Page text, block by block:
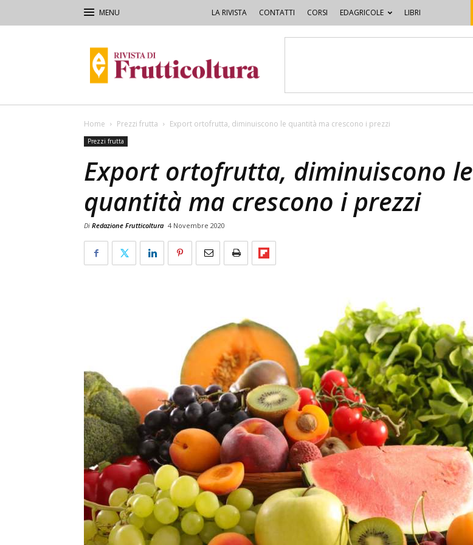
LA RIVISTA CONTATTI CORSI EDAGRICOLE LIBRI
di
Frutticoltura
Home Prezzi frutta Export ortofrutta, diminuiscono le quantità ma crescono i prezzi
Prezzi frutta
Export ortofrutta, diminuiscono le
quantità ma crescono i prezzi
Di Redazione Frutticoltura 4 Novembre 2020